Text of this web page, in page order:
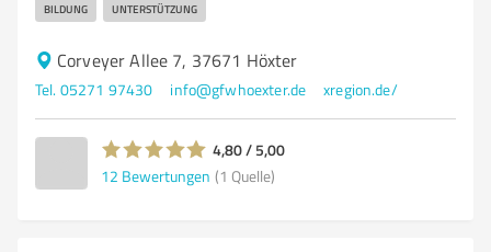
BILDUNG UNTERSTÜTZUNG
Corveyer Allee 7, 37671 Höxter
Tel. 05271 97430 info@gfwhoexter.de xregion.de/
4,80 / 5,00
12 Bewertungen (1 Quelle)